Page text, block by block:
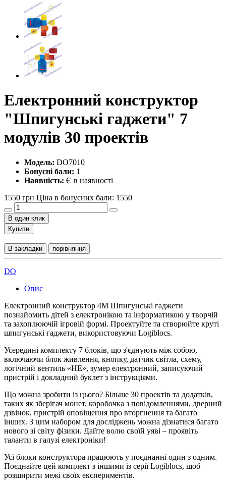
Електронний конструктор
"Шпигунські гаджети" 7
модулів 30 проектів
Модель: DO7010
Бонусні бали: 1
Наявність: Є в наявності
1550 грн Ціна в бонусних бали: 1550
В один клик
Купити
В закладки порівняння
DO
Опис
Електронний конструктор 4M Шпигунські гаджети
познайомить дітей з електронікою та інформатикою у творчій
та захоплюючій ігровій формі. Проектуйте та створюйте круті
шпигунські гаджети, використовуючи Logiblocs.
Усередині комплекту 7 блоків, що з'єднують між собою,
включаючи блок живлення, кнопку, датчик світла, схему,
логічний вентиль «НЕ», зумер електронний, записуючий
пристрій і докладний буклет з інструкціями.
Що можна зробити із цього? Більше 30 проектів та додатків,
таких як зберігач монет, коробочка з повідомленнями, дверний
дзвінок, пристрій оповіщення про вторгнення та багато
інших. З цим набором для досліджень можна дізнатися багато
нового зі світу фізики. Дайте волю своїй уяві – проявіть
таланти в галузі електроніки!
Усі блоки конструктора працюють у поєднанні один з одним.
Поєднайте цей комплект з іншими із серії Logiblocs, щоб
розширити межі своїх експериментів.